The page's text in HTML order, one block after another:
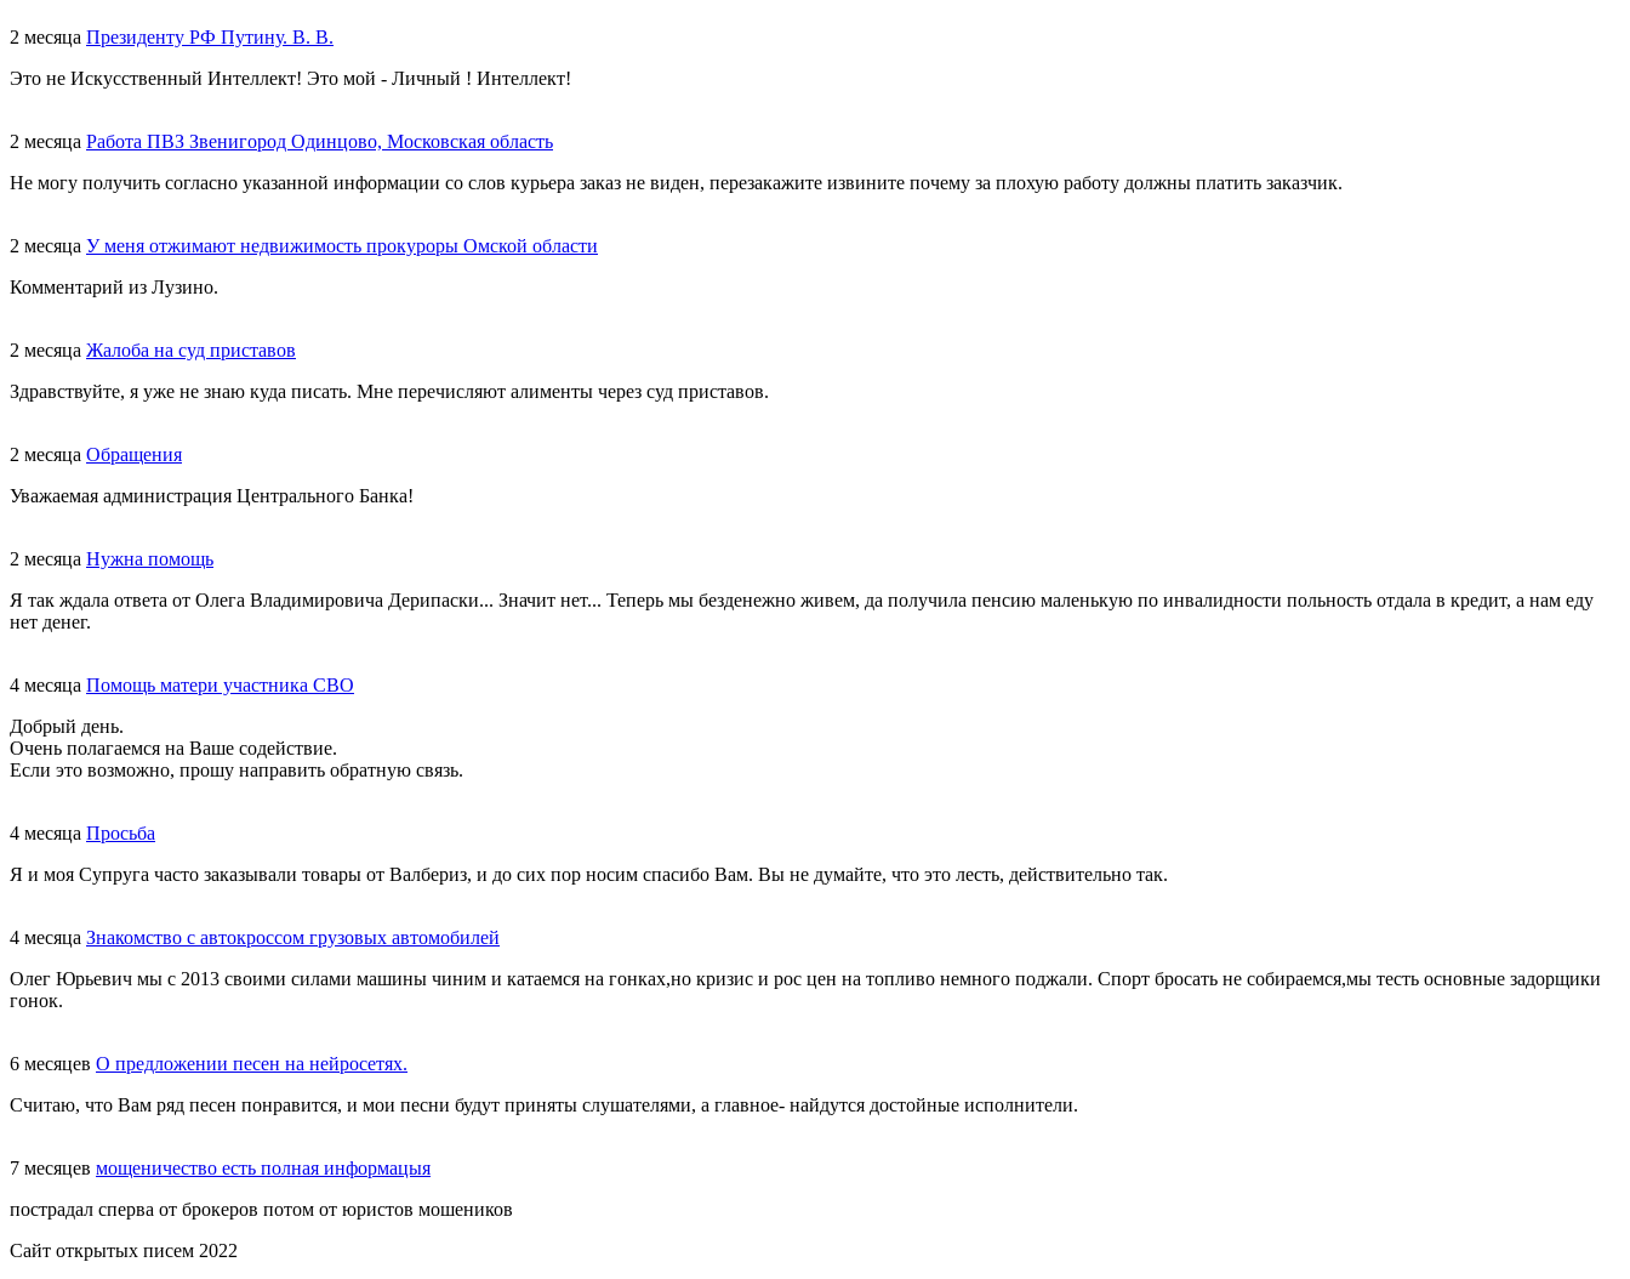
2 месяца Президенту РФ Путину. В. В.
Это не Искусственный Интеллект! Это мой - Личный ! Интеллект!
2 месяца Работа ПВЗ Звенигород Одинцово, Московская область
Не могу получить согласно указанной информации со слов курьера заказ не виден, перезакажите извините почему за плохую работу должны платить заказчик.
2 месяца У меня отжимают недвижимость прокуроры Омской области
Комментарий из Лузино.
2 месяца Жалоба на суд приставов
Здравствуйте, я уже не знаю куда писать. Мне перечисляют алименты через суд приставов.
2 месяца Обращения
Уважаемая администрация Центрального Банка!
2 месяца Нужна помощь
Я так ждала ответа от Олега Владимировича Дерипаски... Значит нет... Теперь мы безденежно живем, да получила пенсию маленькую по инвалидности польность отдала в кредит, а нам еду
нет денег.
4 месяца Помощь матери участника СВО
Добрый день.
Очень полагаемся на Ваше содействие.
Если это возможно, прошу направить обратную связь.
4 месяца Просьба
Я и моя Супруга часто заказывали товары от Валбериз, и до сих пор носим спасибо Вам. Вы не думайте, что это лесть, действительно так.
4 месяца Знакомство с автокроссом грузовых автомобилей
Олег Юрьевич мы с 2013 своими силами машины чиним и катаемся на гонках,но кризис и рос цен на топливо немного поджали. Спорт бросать не собираемся,мы тесть основные задорщики
гонок.
6 месяцев О предложении песен на нейросетях.
Считаю, что Вам ряд песен понравится, и мои песни будут приняты слушателями, а главное- найдутся достойные исполнители.
7 месяцев мощеничество есть полная информацыя
пострадал сперва от брокеров потом от юристов мошеников
Сайт открытых писем 2022